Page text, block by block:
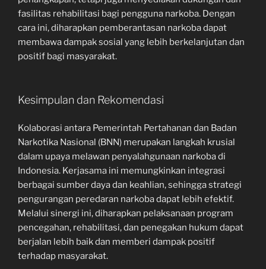
fasilitas rehabilitasi bagi pengguna narkoba. Dengan
cara ini, diharapkan pemberantasan narkoba dapat
membawa dampak sosial yang lebih berkelanjutan dan
positif bagi masyarakat.
Kesimpulan dan Rekomendasi
Kolaborasi antara Pemerintah Pertahanan dan Badan
Narkotika Nasional (BNN) merupakan langkah krusial
dalam upaya melawan penyalahgunaan narkoba di
Indonesia. Kerjasama ini memungkinkan integrasi
berbagai sumber daya dan keahlian, sehingga strategi
pengurangan peredaran narkoba dapat lebih efektif.
Melalui sinergi ini, diharapkan pelaksanaan program
pencegahan, rehabilitasi, dan penegakan hukum dapat
berjalan lebih baik dan memberi dampak positif
terhadap masyarakat.